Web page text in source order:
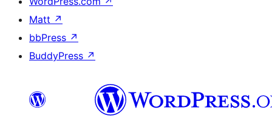
Matt ↗
bbPress ↗
BuddyPress ↗